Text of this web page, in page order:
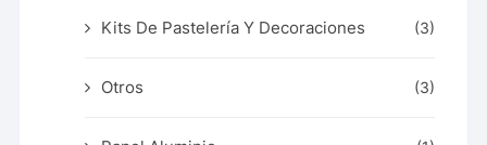
Kits De Pastelería Y Decoraciones (3)
Otros (3)